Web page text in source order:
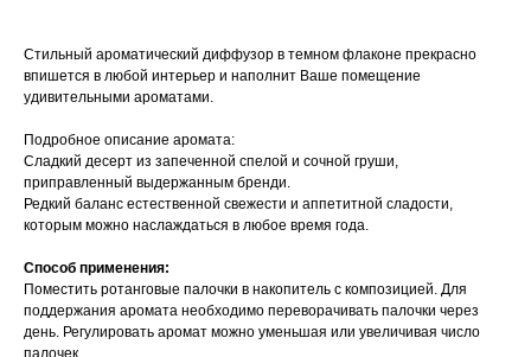
Стильный ароматический диффузор в темном флаконе прекрасно
впишется в любой интерьер и наполнит Ваше помещение
удивительными ароматами.
Подробное описание аромата:
Сладкий десерт из запеченной спелой и сочной груши,
приправленный выдержанным бренди.
Редкий баланс естественной свежести и аппетитной сладости,
которым можно наслаждаться в любое время года.
Способ применения:
Поместить ротанговые палочки в накопитель с композицией. Для
поддержания аромата необходимо переворачивать палочки через
день. Регулировать аромат можно уменьшая или увеличивая число